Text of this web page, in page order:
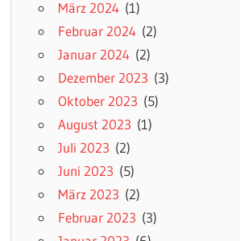
März 2024(1)
Februar 2024(2)
Januar 2024(2)
Dezember 2023 (3)
Oktober 2023 (5)
August 2023 (1)
Juli 2023 (2)
Juni 2023 (5)
März 2023 (2)
Februar 2023 (3)